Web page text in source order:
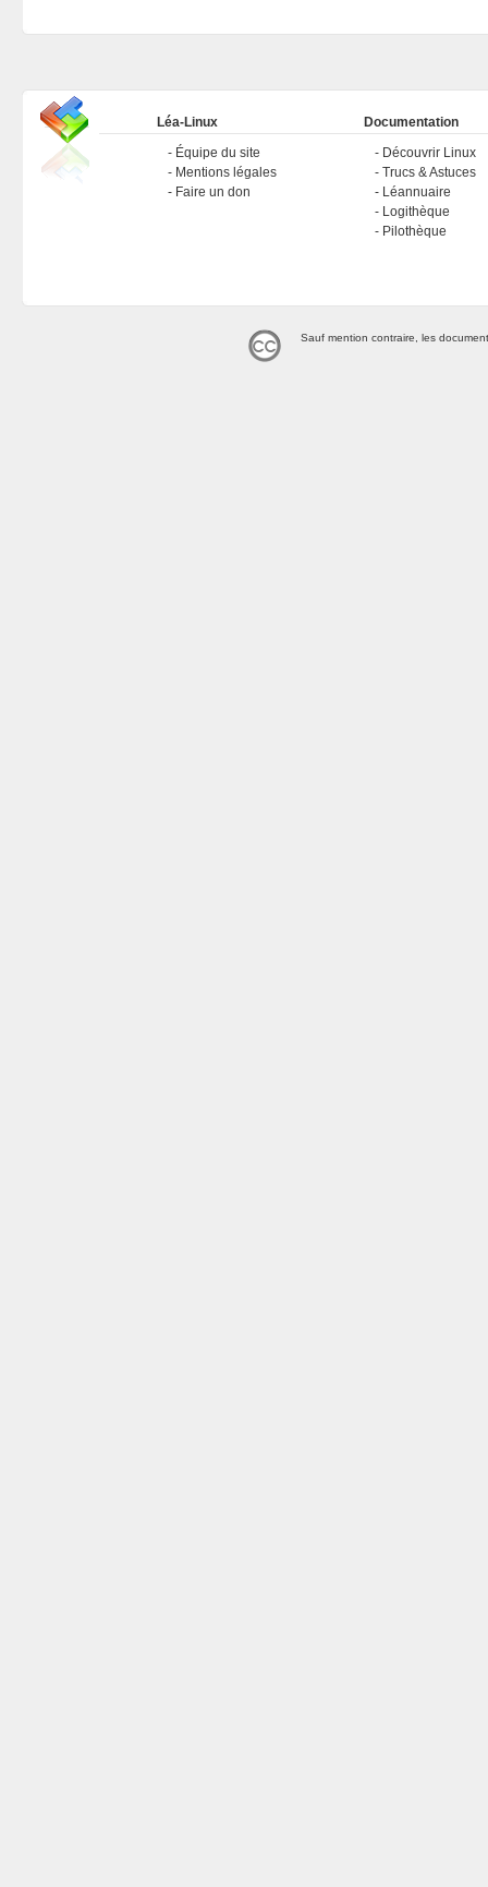
Léa-Linux
Équipe du site
Mentions légales
Faire un don
Documentation
Découvrir Linux
Trucs & Astuces
Léannuaire
Logithèque
Pilothèque
Sauf mention contraire, les